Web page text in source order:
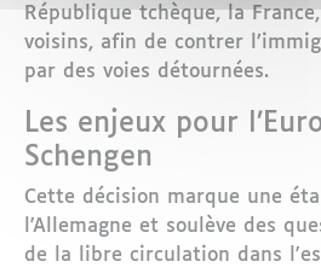
République tchèque, la
voisins, afin de contrer
par des voies détournées.
Les enjeux pour
Schengen
Cette décision marque une
l'Allemagne et soulève des
de la libre circulation dans